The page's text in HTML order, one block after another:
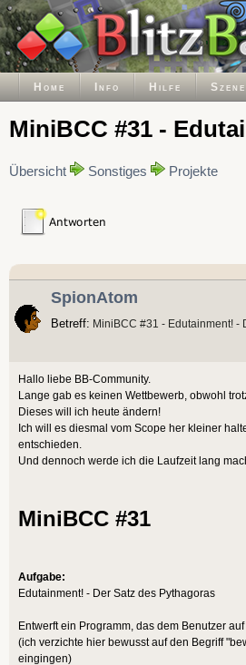
Home Info Hilfe Szene
MiniBCC #31 -
Übersicht Sonstiges Projekte
SpionAtom
Betreff: MiniBCC #31 - Edutainment! -
Hallo liebe BB-Community.
Lange gab es keinen Wettbewerb, obwohl
Dieses will ich heute ändern!
Ich will es diesmal vom Scope her kleiner
entschieden.
Und dennoch werde ich die Laufzeit lang
MiniBCC #31
Aufgabe:
Edutainment! - Der Satz des Pythagoras
Entwerft ein Programm, das dem Benutzer
(ich verzichte hier bewusst auf den Begriff
eingingen)